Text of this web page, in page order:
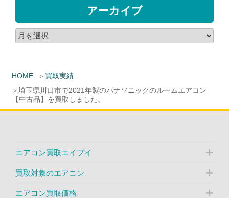
HOME
買取実績
埼玉県川口市で2021年製のパナソニックのルームエアコン
【中古品】を買取しました。
アーカイブ
エアコン買取エイブイ
買取対象のエアコン
エアコン買取価格